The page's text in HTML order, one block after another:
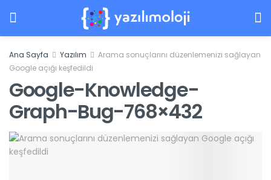
Ana Sayfa Yazılım
Arama sonuçlarını düzenlemenizi sağlayan
Google açığı keşfedildi
Google-Knowledge-
Graph-Bug-768×432